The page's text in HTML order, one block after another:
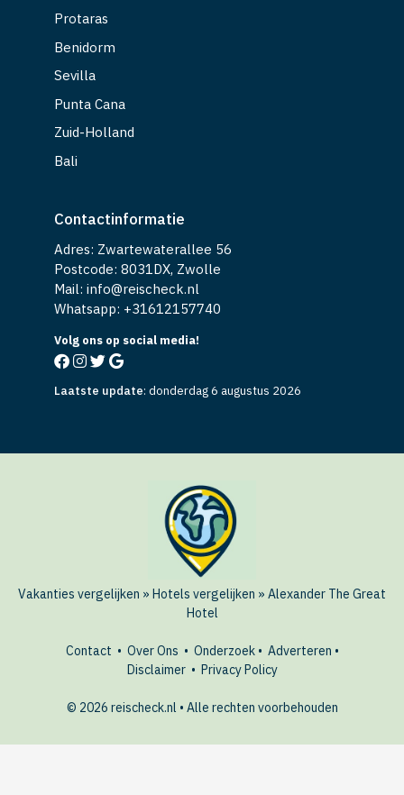
Protaras
Benidorm
Sevilla
Punta Cana
Zuid-Holland
Bali
Contactinformatie
Adres: Zwartewaterallee 56
Postcode: 8031DX, Zwolle
Mail: info@reischeck.nl
Whatsapp: +31612157740
Volg ons op social media!
Laatste update: donderdag 6 augustus 2026
Vakanties vergelijken » Hotels vergelijken » Alexander The Great
Hotel
Contact • Over Ons • Onderzoek• Adverteren •
Disclaimer• Privacy Policy
© 2026 reischeck.nl • Alle rechten voorbehouden